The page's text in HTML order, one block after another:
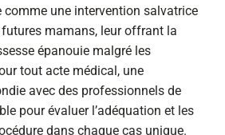
comme une intervention salvatrice
mamans, leur offrant la
épanouie malgré les
tout acte médical, une
avec des professionnels de
pour évaluer l’adéquation et les
dans chaque cas unique.